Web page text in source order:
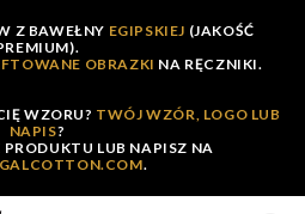
Z BAWEŁNY EGIPSKIEJ (JAKOŚĆ
OBRAZKI NA RĘCZNIKI.
WZORU? TWÓJ WZÓR, LOGO LUB
NAPIS?
LUB NAPISZ NA
.